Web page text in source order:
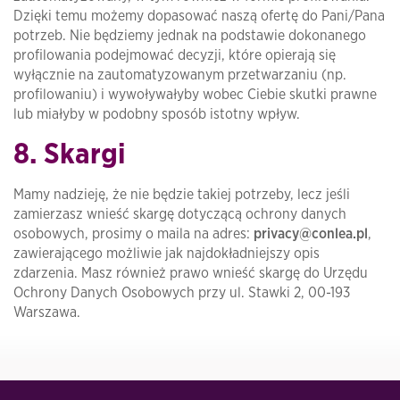
Dzięki temu możemy dopasować naszą ofertę do Pani/Pana
potrzeb. Nie będziemy jednak na podstawie dokonanego
profilowania podejmować decyzji, które opierają się
wyłącznie na zautomatyzowanym przetwarzaniu (np.
profilowaniu) i wywoływałyby wobec Ciebie skutki prawne
lub miałyby w podobny sposób istotny wpływ.
8. Skargi
Mamy nadzieję, że nie będzie takiej potrzeby, lecz jeśli
zamierzasz wnieść skargę dotyczącą ochrony danych
osobowych, prosimy o maila na adres: privacy@conlea.pl ,
zawierającego możliwie jak najdokładniejszy opis
zdarzenia. Masz również prawo wnieść skargę do Urzędu
Ochrony Danych Osobowych przy ul. Stawki 2, 00-193
Warszawa.